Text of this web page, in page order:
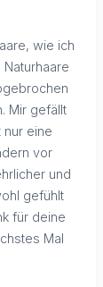
wie ich
Mir gefällt
nur eine
vor
und
gefühlt
für deine
Mal